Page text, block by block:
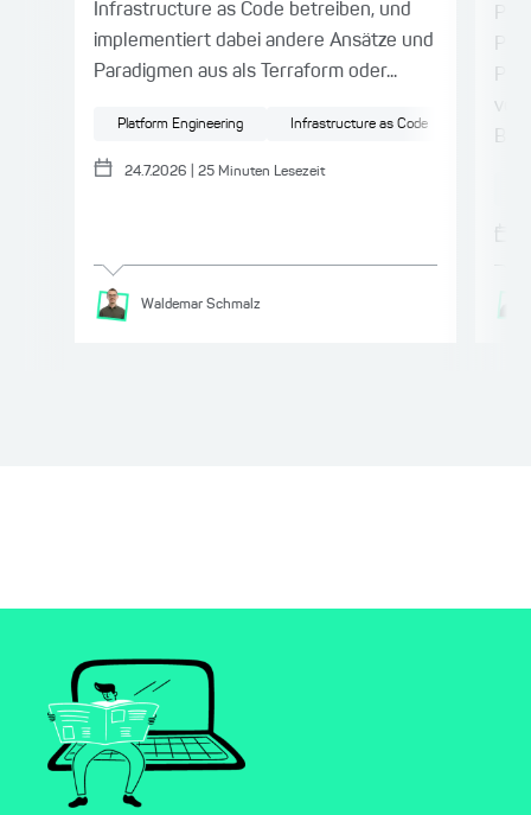
Infrastructure as Code betreiben, und
implementiert dabei andere Ansätze und
Paradigmen aus als Terraform oder...
Platform Engineering Infrastructure as Code
24.7.2026 25 Minuten Lesezeit
Waldemar Schmalz
von